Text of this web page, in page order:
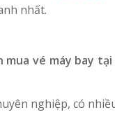
nhất.
vé máy bay
nghiệp, có